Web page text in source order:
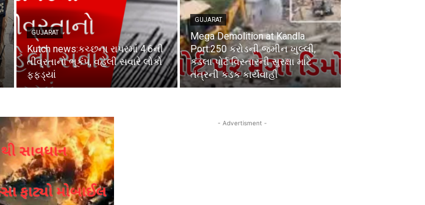
GUJARAT
Kutch news:કચ્છના રાપરમાં 4.6ની
તીવ્રતાનો ભૂકંપ, વહેલી સવારે લોકો
ફફડ્યાં
GUJARAT
Mega Demolition at Kandla
Port:250 કરોડની જમીન ખુલ્લી,
કંડલા પોર્ટ વિસ્તારની સુરક્ષા માટે
તંત્રની કડક કાર્યવાહી
- Advertisment -